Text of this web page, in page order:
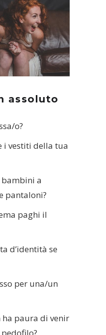
assoluto
o?
i vestiti della tua
bambini a
pantaloni?
paghi il
d’identità se
per una/un
ha paura di venir